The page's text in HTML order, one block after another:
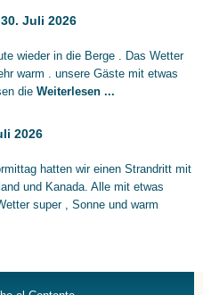
Juli 2026
wieder in die Berge . Das Wetter
warm . unsere Gäste mit etwas
die Weiterlesen ...
2026
hatten wir einen Strandritt mit
und Kanada. Alle mit etwas
super , Sonne und warm